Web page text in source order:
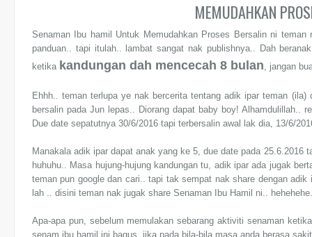
MEMUDAHKAN
Senaman Ibu hamil Untuk Memudahkan Proses Bersalin ni
panduan.. tapi itulah.. lambat sangat nak publishnya.. Dah
ketika kandungan dah mencecah 8 bulan, jangan
Ehhh.. teman terlupa ye nak bercerita tentang adik ipar teman
bersalin pada Jun lepas.. Diorang dapat baby boy!
Due date sepatutnya 30/6/2016 tapi terbersalin awal lak dia, 13/6/
Manakala adik ipar dapat anak yang ke 5, due date pada 25.6.2016
huhuhu.. Masa hujung-hujung kandungan tu, adik ipar ada jugak
teman pun google dan cari.. tapi tak sempat nak share dengan
lah .. disini teman nak jugak share Senaman Ibu Hamil ni..
Apa-apa pun, sebelum memulakan sebarang aktiviti senaman
senam ibu hamil ini bagus, jika pada bila-bila masa anda berasa